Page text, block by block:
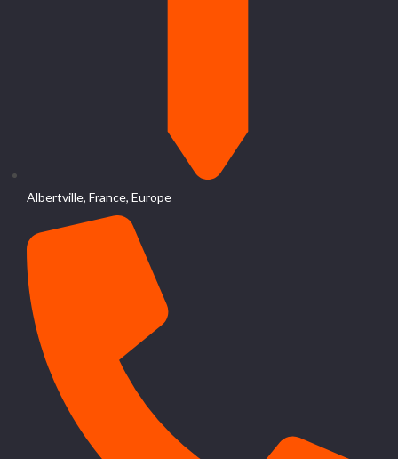
Albertville, France, Europe